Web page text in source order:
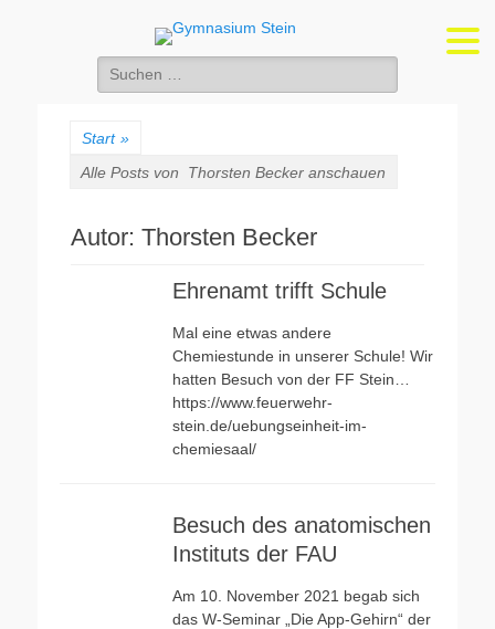
Gymnasium Stein
wirtschaftswissenschaftliches und naturwissenschaftlich-technologisches
Gymnasium
Suchen
nach:
Start »
Alle Posts von Thorsten Becker anschauen
Autor: Thorsten Becker
Ehrenamt trifft Schule
Mal eine etwas andere
Chemiestunde in unserer Schule! Wir
hatten Besuch von der FF Stein…
https://www.feuerwehr-
stein.de/uebungseinheit-im-
chemiesaal/
Besuch des anatomischen
Instituts der FAU
Am 10. November 2021 begab sich
das W-Seminar „Die App-Gehirn“ der